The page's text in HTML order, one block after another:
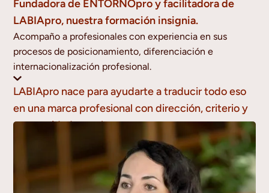
Fundadora de ENTORNOpro y facilitadora de
LABIApro, nuestra formación insignia.
Acompaño a profesionales con experiencia en sus
procesos de posicionamiento, diferenciación e
internacionalización profesional.
LABIApro nace para ayudarte a traducir todo eso
en una marca profesional con dirección, criterio y
oportunidades reales.